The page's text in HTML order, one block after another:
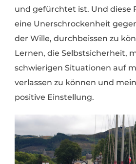
und gefürchtet ist. Und diese
eine Unerschrockenheit
der Wille, durchbeissen zu
Lernen, die Selbstsicherheit,
schwierigen Situationen auf
verlassen zu können und
positive Einstellung.